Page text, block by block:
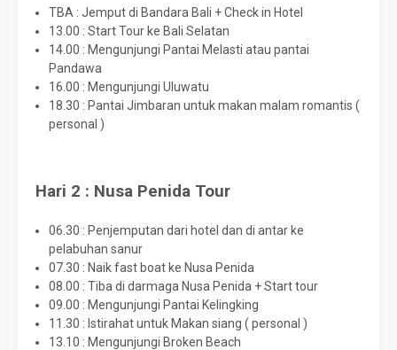
TBA : Jemput di Bandara Bali + Check in Hotel
13.00 : Start Tour ke Bali Selatan
14.00 : Mengunjungi Pantai Melasti atau pantai
Pandawa
16.00 : Mengunjungi Uluwatu
18.30 : Pantai Jimbaran untuk makan malam romantis (
personal )
Hari 2 : Nusa Penida Tour
06.30 : Penjemputan dari hotel dan di antar ke
pelabuhan sanur
07.30 : Naik fast boat ke Nusa Penida
08.00 : Tiba di darmaga Nusa Penida + Start tour
09.00 : Mengunjungi Pantai Kelingking
11.30 : Istirahat untuk Makan siang ( personal )
13.10 : Mengunjungi Broken Beach